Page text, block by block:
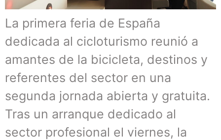
La primera feria de España
dedicada al cicloturismo reunió a
amantes de la bicicleta, destinos y
referentes del sector en una
segunda jornada abierta y gratuita.
Tras un arranque dedicado al
sector profesional el viernes, la